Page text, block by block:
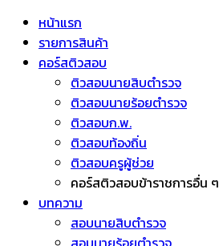
หน้าแรก
รายการสินค้า
คอร์สติวสอบ
ติวสอบนายสิบตำรวจ
ติวสอบนายร้อยตำรวจ
ติวสอบก.พ.
ติวสอบท้องถิ่น
ติวสอบครูผู้ช่วย
คอร์สติวสอบข้าราชการอื่น ๆ
บทความ
สอบนายสิบตำรวจ